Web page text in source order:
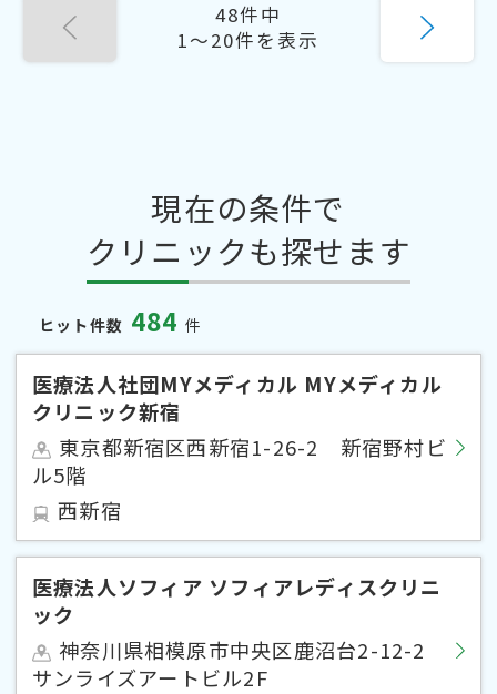
48件中
1〜20件を表示
現在の条件で
クリニックも探せます
ヒット件数 484 件
医療法人社団MYメディカル MYメディカル
クリニック新宿
東京都新宿区西新宿1-26-2 新宿野村ビ
ル5階
西新宿
医療法人ソフィア ソフィアレディスクリニ
ック
神奈川県相模原市中央区鹿沼台2-12-2
サンライズアートビル2F